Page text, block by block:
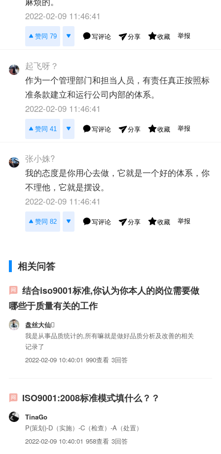
2022-02-09 11:46:41
赞同 79 写评论 分享 收藏 举报
起飞呀？
作为一个管理部门和担当人员，有责任真正按照标
准条款建立和运行公司内部的体系。
2022-02-09 11:46:41
赞同 41 写评论 分享 收藏 举报
张小姝?
我的态度是你用心去做，它就是一个好的体系，你
不理他，它就是摆设。
2022-02-09 11:46:41
赞同 82 写评论 分享 收藏 举报
相关问答
结合iso9001标准,你认为你本人的岗位需要做
哪些于质量有关的工作
盘丝大仙
我是从事品质统计的,所有嘛就是做好品质分析及改善的相关
记录了
2022-02-09 10:40:01 990查看 3回答
ISO9001:2008标准模式填什么？？
TinaGo
P(策划)-D（实施）-C（检查）-A（处置）
2022-02-09 10:40:01 958查看 3回答